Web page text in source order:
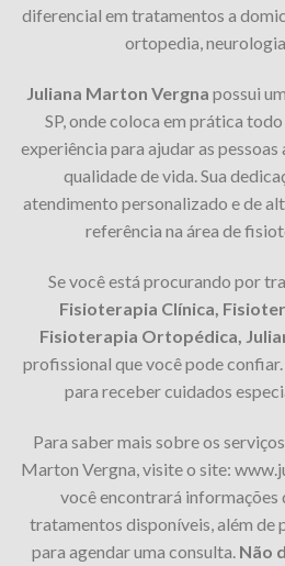
diferencial em tratamentos a
ortopedia,
Juliana Marton Vergna possui
SP, onde coloca em prática
experiência para ajudar as
qualidade de vida. Sua
atendimento personalizado e de
referência na área de
Se você está procurando por
Fisioterapia Clínica,
Fisioterapia Ortopédica,
profissional que você pode
para receber cuidados
Para saber mais sobre os
Marton Vergna, visite o site:
você encontrará informações
tratamentos disponíveis, além de
para agendar uma consulta. Não